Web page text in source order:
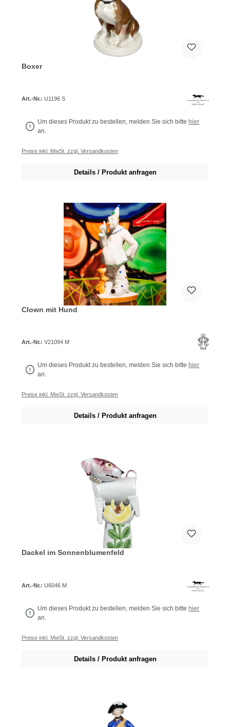
Boxer
Art.-Nr.:U1196 S
Um dieses Produkt zu bestellen, melden Sie sich bitte hier
an.
Preise inkl. MwSt. zzgl. Versandkosten
Details / Produkt anfragen
Clown mit Hund
Art.-Nr.:V21094 M
Um dieses Produkt zu bestellen, melden Sie sich bitte hier
an.
Preise inkl. MwSt. zzgl. Versandkosten
Details / Produkt anfragen
Dackel im Sonnenblumenfeld
Art.-Nr.:U6046 M
Um dieses Produkt zu bestellen, melden Sie sich bittehier
an.
Preise inkl. MwSt. zzgl. Versandkosten
Details / Produkt anfragen